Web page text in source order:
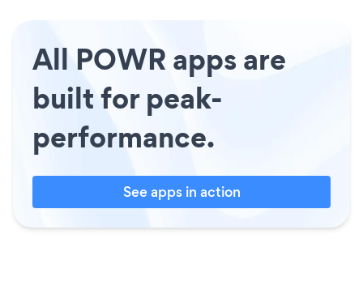
All POWR apps are
built for peak-
performance.
See apps in action